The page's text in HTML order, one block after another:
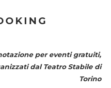
per eventi gratuiti,
dal Teatro Stabile di
Torino